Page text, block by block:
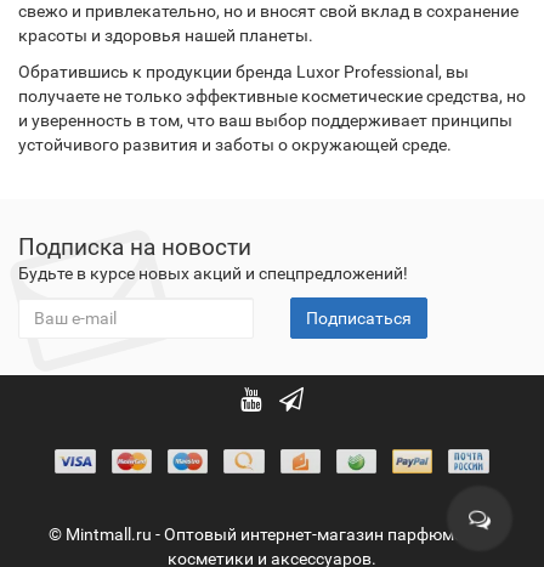
свежо и привлекательно, но и вносят свой вклад в сохранение
красоты и здоровья нашей планеты.
Обратившись к продукции бренда Luxor Professional, вы
получаете не только эффективные косметические средства, но
и уверенность в том, что ваш выбор поддерживает принципы
устойчивого развития и заботы о окружающей среде.
Подписка на новости
Будьте в курсе новых акций и спецпредложений!
Подписаться
© Mintmall.ru - Оптовый интернет-магазин парфюмерии,
косметики и аксессуаров.